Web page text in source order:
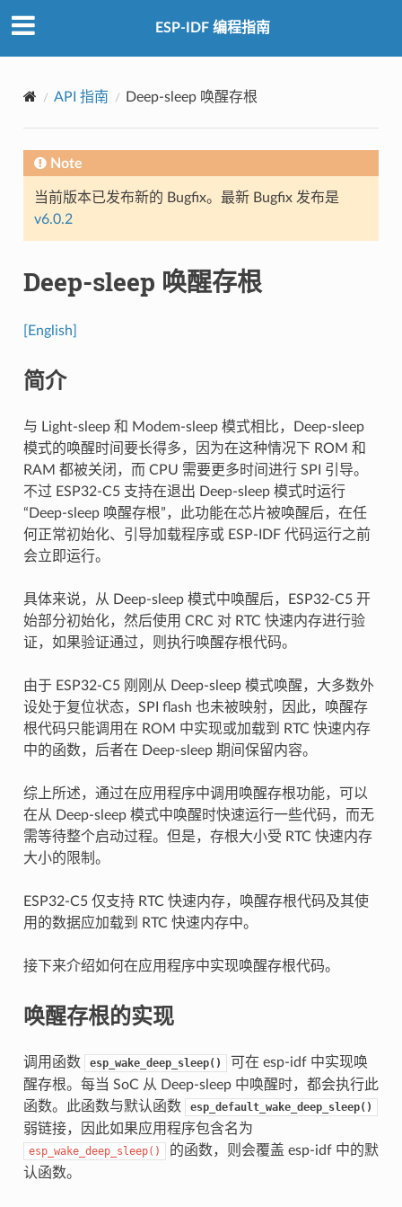
ESP-IDF 编程指南
API 指南 Deep-sleep 唤醒存根
Note
当前版本已发布新的 Bugfix。最新 Bugfix 发布是
v6.0.2
Deep-sleep 唤醒存根
[English]
简介
与 Light-sleep 和 Modem-sleep 模式相比，Deep-sleep
模式的唤醒时间要长得多，因为在这种情况下 ROM 和
RAM 都被关闭，而 CPU 需要更多时间进行 SPI 引导。
不过 ESP32-C5 支持在退出 Deep-sleep 模式时运行
“Deep-sleep 唤醒存根”，此功能在芯片被唤醒后，在任
何正常初始化、引导加载程序或 ESP-IDF 代码运行之前
会立即运行。
具体来说，从 Deep-sleep 模式中唤醒后，ESP32-C5 开
始部分初始化，然后使用 CRC 对 RTC 快速内存进行验
证，如果验证通过，则执行唤醒存根代码。
由于 ESP32-C5 刚刚从 Deep-sleep 模式唤醒，大多数外
设处于复位状态，SPI flash 也未被映射，因此，唤醒存
根代码只能调用在 ROM 中实现或加载到 RTC 快速内存
中的函数，后者在 Deep-sleep 期间保留内容。
综上所述，通过在应用程序中调用唤醒存根功能，可以
在从 Deep-sleep 模式中唤醒时快速运行一些代码，而无
需等待整个启动过程。但是，存根大小受 RTC 快速内存
大小的限制。
ESP32-C5 仅支持 RTC 快速内存，唤醒存根代码及其使
用的数据应加载到 RTC 快速内存中。
接下来介绍如何在应用程序中实现唤醒存根代码。
唤醒存根的实现
调用函数 esp_wake_deep_sleep()
可在 esp-idf 中实现唤
醒存根。每当 SoC 从 Deep-sleep 中唤醒时，都会执行此
函数。此函数与默认函数
esp_default_wake_deep_sleep()
弱链接，因此如果应用程序包含名为
esp_wake_deep_sleep()
的函数，则会覆盖 esp-idf 中的默
认函数。